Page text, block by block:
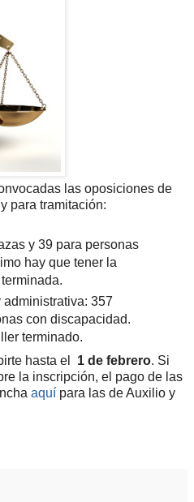
las oposiciones de
para tramitación:
y 39 para personas
hay que tener la
357
con discapacidad.
terminado.
hasta el 1 de febrero. Si
la inscripción, el pago de las
aquí para las de Auxilio y